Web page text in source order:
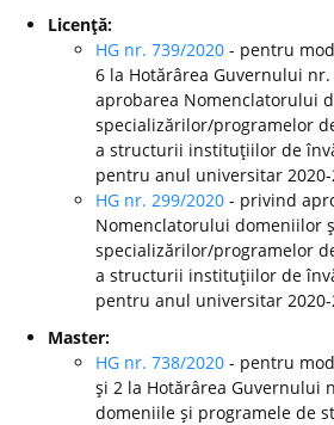
Licenţă:
HG nr. 739/2020 - pentru
6 la Hotărârea Guvernului
aprobarea Nomenclatorului
specializărilor/programelor
a structurii instituţiilor de
pentru anul universitar 2020-
HG nr. 299/2020 - privind
Nomenclatorului domeniilor
specializărilor/programelor
a structurii instituţiilor de
pentru anul universitar 2020-
Master:
HG nr. 738/2020 - pentru
şi 2 la Hotărârea Guvernului
domeniile şi programele de